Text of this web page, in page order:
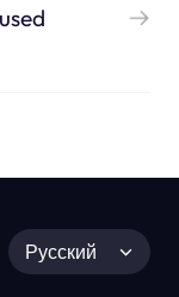
Русский